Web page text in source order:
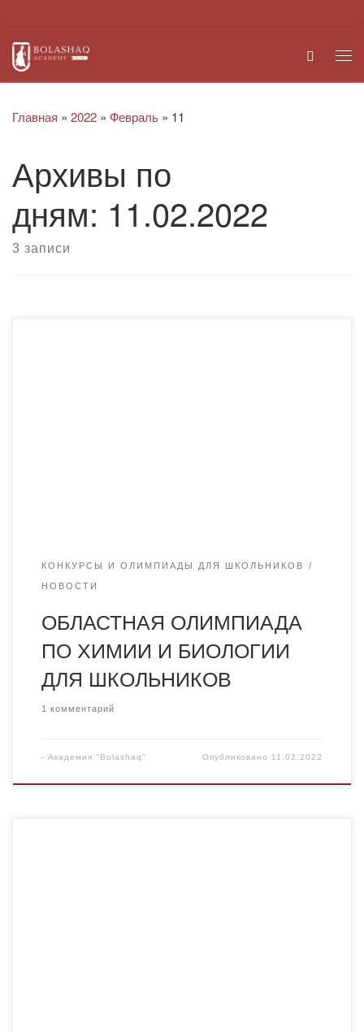
Search
Главная » 2022 » Февраль » 11
Архивы по
дням: 11.02.2022
3 записи
КОНКУРСЫ И ОЛИМПИАДЫ ДЛЯ ШКОЛЬНИКОВ
НОВОСТИ
ОБЛАСТНАЯ ОЛИМПИАДА
ПО ХИМИИ И БИОЛОГИИ
ДЛЯ ШКОЛЬНИКОВ
1 комментарий
- Академия "Bolashaq" Опубликовано 11.02.2022